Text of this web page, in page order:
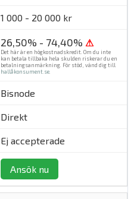
1 000 - 20 000 kr
26,50% - 74,40% ⚠
Det här är en högkostnadskredit. Om du inte
kan betala tillbaka hela skulden riskerar du en
betalningsanmärkning. För stöd, vänd dig till
hallåkonsument.se
Bisnode
Direkt
Ej accepterade
Ansök nu